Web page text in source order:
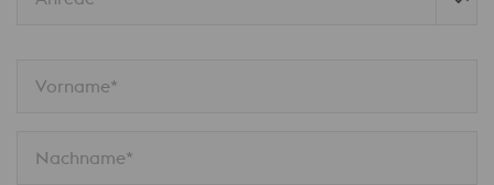
Vorname*
Nachname*